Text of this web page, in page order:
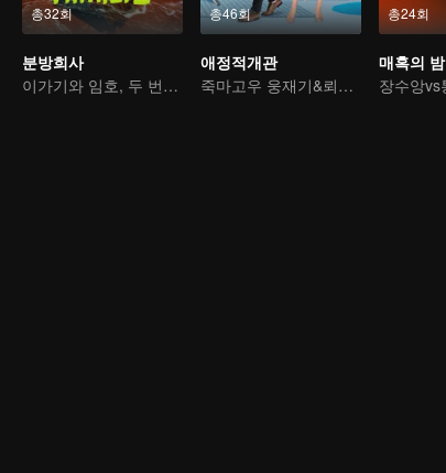
총32회
분방희사
이가기와 임호, 두 번째 호흡 맞추는 중국풍 코미디
총46회
애정적개관
죽마고우 웅재기&뢰우몽
총24회
매혹의 밤